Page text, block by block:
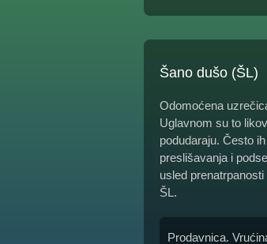
Šano dušo (ŠL)
Odomoćena
Uglavnom su to
podudaraju. Često
preslišavanja i
usled
ŠL.
Prodavnica.